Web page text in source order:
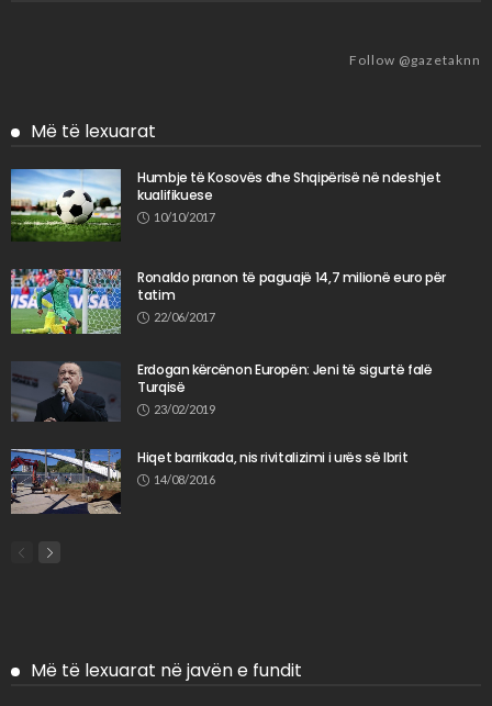
Follow @gazetaknn
Më të lexuarat
Humbje të Kosovës dhe Shqipërisë në ndeshjet
kualifikuese
10/10/2017
Ronaldo pranon të paguajë 14,7 milionë euro për
tatim
22/06/2017
Erdogan kërcënon Europën: Jeni të sigurtë falë
Turqisë
23/02/2019
Hiqet barrikada, nis rivitalizimi i urës së Ibrit
14/08/2016
Më të lexuarat në javën e fundit